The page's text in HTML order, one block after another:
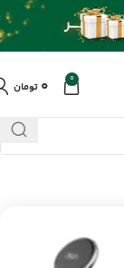
0 ۰ تومان